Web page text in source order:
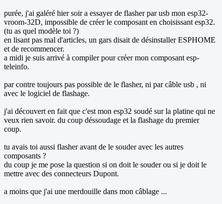
purée, j'ai galéré hier soir a essayer de flasher par usb mon esp32-
vroom-32D, impossible de créer le composant en choisissant esp32.
(tu as quel modèle toi ?)
en lisant pas mal d'articles, un gars disait de désinstaller ESPHOME
et de recommencer.
a midi je suis arrivé à compiler pour créer mon composant esp-
teleinfo.
par contre toujours pas possible de le flasher, ni par câble usb , ni
avec le logiciel de flashage.
j'ai découvert en fait que c'est mon esp32 soudé sur la platine qui ne
veux rien savoir. du coup déssoudage et la flashage du premier
coup.
tu avais toi aussi flasher avant de le souder avec les autres
composants ?
du coup je me pose la question si on doit le souder ou si je doit le
mettre avec des connecteurs Dupont.
a moins que j'ai une merdouille dans mon câblage ...